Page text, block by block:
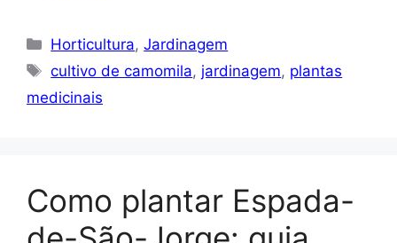
Categorias
Horticultura,Jardinagem
Tags
cultivo de camomila, jardinagem, plantas
medicinais
Como plantar Espada-